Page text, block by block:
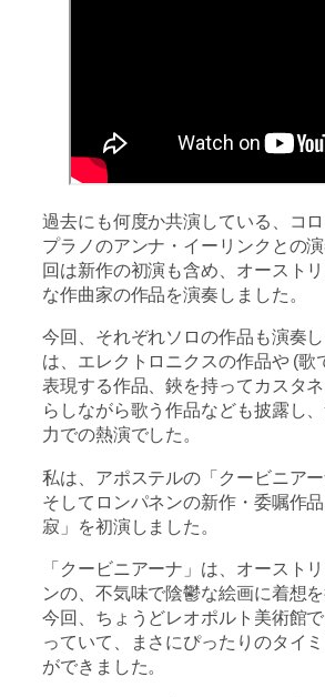
過去にも何度か共演している、コ
プラノのアンナ・イーリンクとの
回は新作の初演も含め、オースト
な作曲家の作品を演奏しました。
今回、それぞれソロの作品も演奏
は、エレクトロニクスの作品や (歌
表現する作品、鋏を持ってカスタ
らしながら歌う作品なども披露し
力での熱演でした。
私は、アポステルの「クービニアー
そしてロンパネンの新作・委嘱作
寂」を初演しました。
「クービニアーナ」は、オースト
ンの、不気味で陰鬱な絵画に着想
今回、ちょうどレオポルト美術館
っていて、まさにぴったりのタイ
ができました。